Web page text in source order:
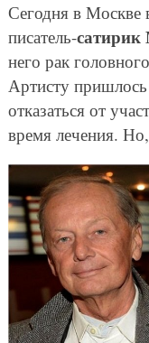
Сегодня в Москве
писатель-
него рак
Артисту пришлось
отказаться от
время лечения.